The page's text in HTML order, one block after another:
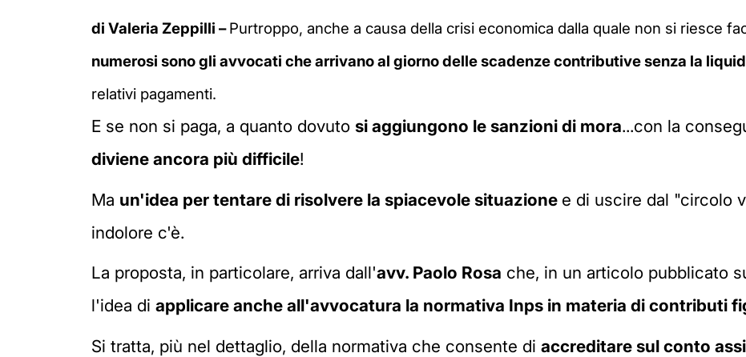
di Valeria Zeppilli –Purtroppo, anche a causa della crisi economica dalla quale non si riesce
numerosi sono gli avvocati che arrivano al giorno delle scadenze contributive senza la
relativi pagamenti.
E se non si paga, a quanto dovuto si aggiungono le sanzioni di mora...con la
diviene ancora più difficile!
Ma un'idea per tentare di risolvere la spiacevole situazione e di uscire dal "circolo
indolore c'è.
La proposta, in particolare, arriva dall'avv. Paolo Rosa che, in un articolo pubblicato
l'idea di applicare anche all'avvocatura la normativa Inps in materia di contributi
Si tratta, più nel dettaglio, della normativa che consente di accreditare sul conto